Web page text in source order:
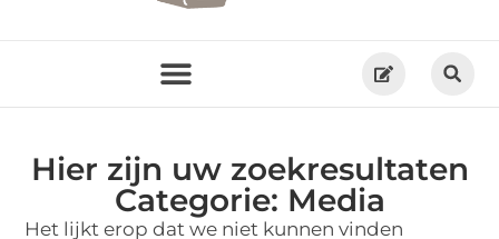
Hier zijn uw zoekresultaten
Categorie: Media
Het lijkt erop dat we niet kunnen vinden